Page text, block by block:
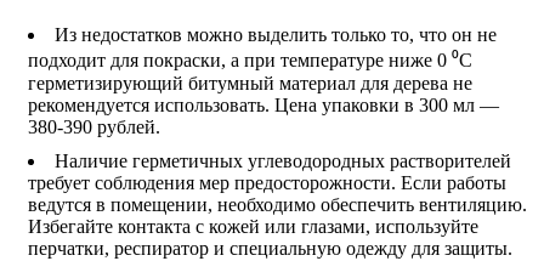
Из недостатков можно выделить только то, что он не
подходит для покраски, а при температуре ниже 0 ⁰С
герметизирующий битумный материал для дерева не
рекомендуется использовать. Цена упаковки в 300 мл —
380-390 рублей.
Наличие герметичных углеводородных растворителей
требует соблюдения мер предосторожности. Если работы
ведутся в помещении, необходимо обеспечить вентиляцию.
Избегайте контакта с кожей или глазами, используйте
перчатки, респиратор и специальную одежду для защиты.